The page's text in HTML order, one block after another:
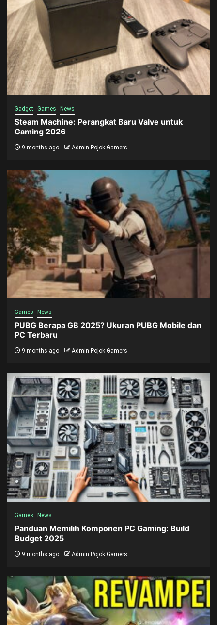
Gadget Games News
Steam Machine: Perangkat Baru Valve untuk
Gaming 2026
9 months ago Admin Pojok Gamers
Games News
PUBG Berapa GB 2025? Ukuran PUBG Mobile dan
PC Terbaru
9 months ago Admin Pojok Gamers
Games News
Panduan Memilih Komponen PC Gaming: Build
Budget 2025
9 months ago Admin Pojok Gamers